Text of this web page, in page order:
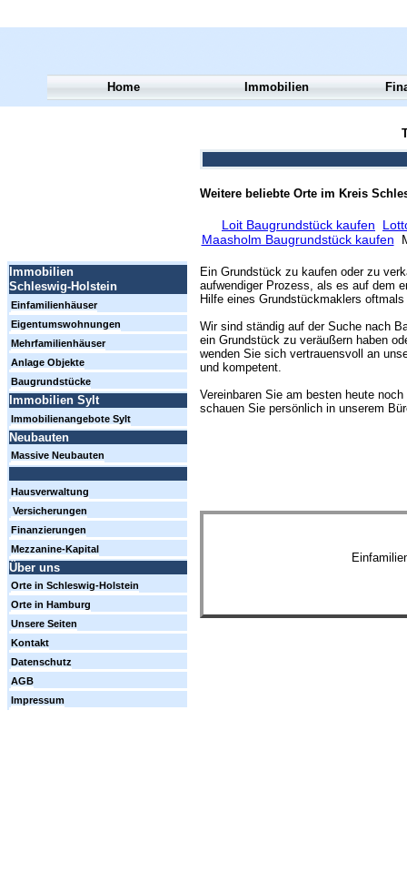
Weitere beliebte Orte im Kreis
Loit Baugrundstück kaufen
Maasholm Baugrundstück kaufen
Ein Grundstück zu kaufen oder zu
aufwendiger Prozess, als es auf dem
Hilfe eines Grundstückmaklers
Wir sind ständig auf der Suche nach
ein Grundstück zu veräußern haben
wenden Sie sich vertrauensvoll an
und kompetent.
Vereinbaren Sie am besten heute
schauen Sie persönlich in unserem
Home Immobilien
Immobilien
Schleswig-Holstein
Einfamilienhäuser
Eigentumswohnungen
Mehrfamilienhäuser
Anlage Objekte
Baugrundstücke
Immobilien Sylt
Immobilienangebote Sylt
Neubauten
Massive Neubauten
Hausverwaltung
Versicherungen
Finanzierungen
Mezzanine-Kapital
Über uns
Orte in Schleswig-Holstein
Orte in Hamburg
Unsere Seiten
Kontakt
Datenschutz
AGB
Impressum